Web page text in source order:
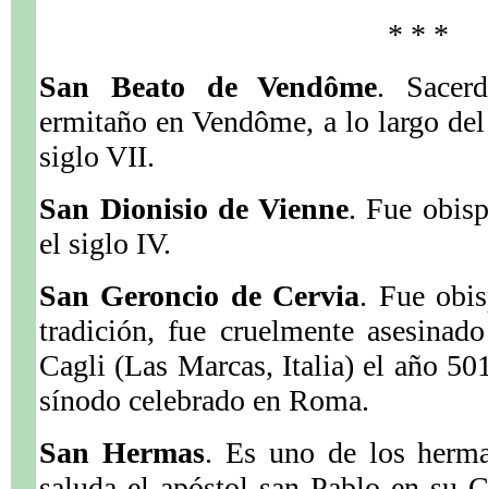
* * *
San Beato de Vendôme.
ermitaño en Vendôme, a lo largo
siglo VII.
San Dionisio de Vienne. Fue
el siglo IV.
San Geroncio de Cervia. Fue
tradición, fue cruelmente
Cagli (Las Marcas, Italia) el año
sínodo celebrado en Roma.
San Hermas. Es uno de los